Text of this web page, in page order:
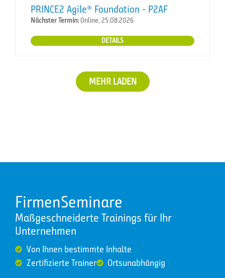
PRINCE2 Agile® Foundation - P2AF
Nächster Termin:Online, 25.08.2026
DETAILS
MEHR LADEN
FirmenSeminare
Maßgeschneiderte Trainings für Ihr
Unternehmen
Von Ihnen bestimmte Inhalte
Zertifizierte Trainer
Ortsunabhängig